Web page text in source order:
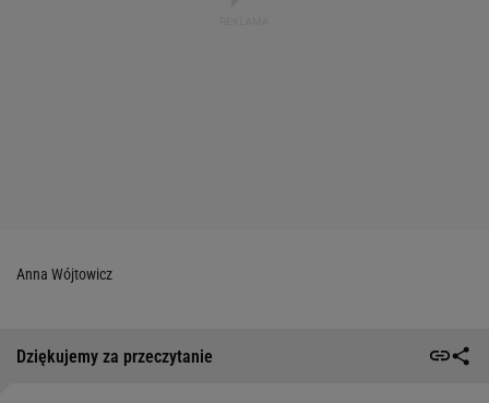
Anna Wójtowicz
Dziękujemy za przeczytanie